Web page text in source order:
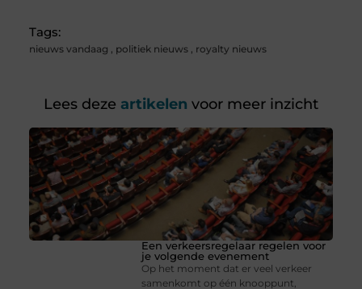
Tags:
nieuws vandaag , politiek nieuws, royalty nieuws
Lees deze artikelen voor meer inzicht
Een verkeersregelaar regelen voor
je volgende evenement
Op het moment dat er veel verkeer
samenkomt op één knooppunt,